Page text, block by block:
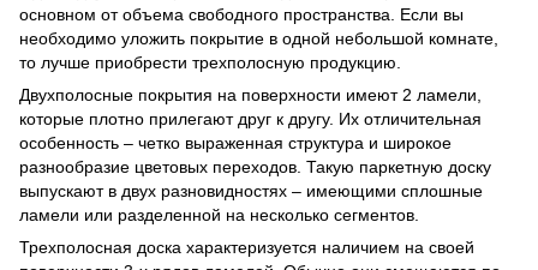
основном от объема свободного пространства. Если вы
необходимо уложить покрытие в одной небольшой комнате,
то лучше приобрести трехполосную продукцию.
Двухполосные покрытия на поверхности имеют 2 ламели,
которые плотно прилегают друг к другу. Их отличительная
особенность – четко выраженная структура и широкое
разнообразие цветовых переходов. Такую паркетную доску
выпускают в двух разновидностях – имеющими сплошные
ламели или разделенной на несколько сегментов.
Трехполосная доска характеризуется наличием на своей